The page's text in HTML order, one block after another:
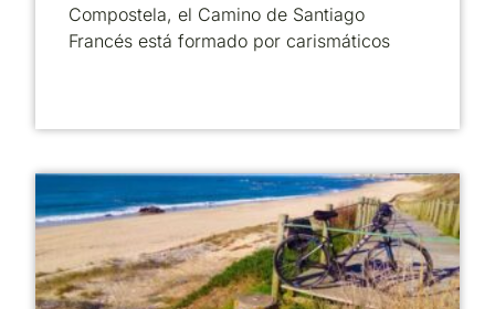
Compostela, el Camino de Santiago
Francés está formado por carismáticos